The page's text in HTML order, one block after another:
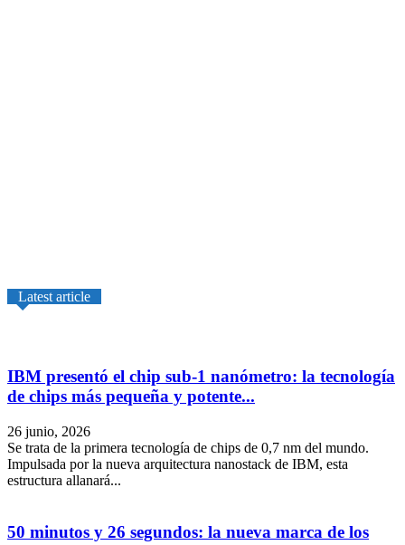
Latest article
IBM presentó el chip sub-1 nanómetro: la tecnología
de chips más pequeña y potente...
26 junio, 2026
Se trata de la primera tecnología de chips de 0,7 nm del mundo.
Impulsada por la nueva arquitectura nanostack de IBM, esta
estructura allanará...
50 minutos y 26 segundos: la nueva marca de los